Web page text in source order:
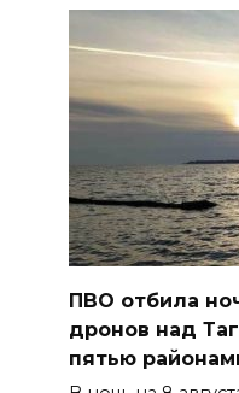
ПВО отбила
дронов над
пятью